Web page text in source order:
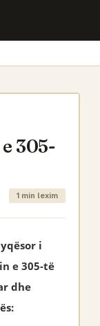
305-
1 min lexim
i
e 305-të
dhe